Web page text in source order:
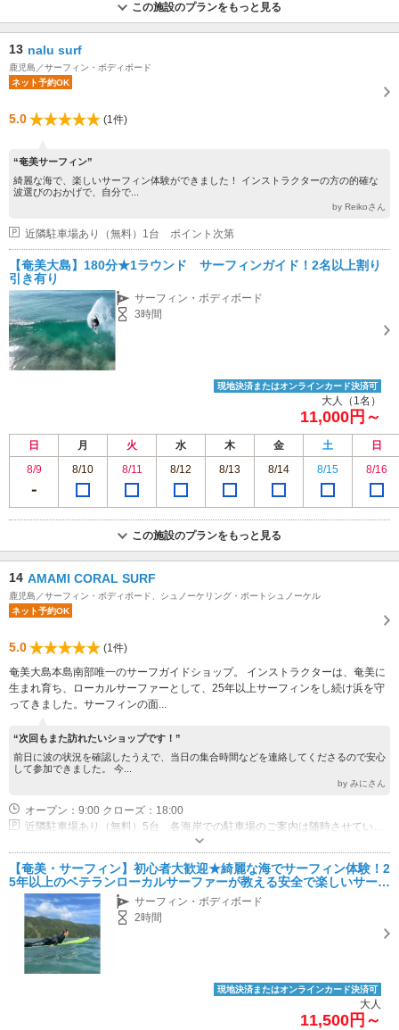
この施設のプランをもっと見る
13 nalu surf
鹿児島／サーフィン・ボディボード
ネット予約OK
5.0 (1件)
“奄美サーフィン”
綺麗な海で、楽しいサーフィン体験ができました！ インストラクターの方の的確な
波選びのおかげで、自分で...
by Reikoさん
近隣駐車場あり（無料）1台 ポイント次第
【奄美大島】180分★1ラウンド サーフィンガイド！2名以上割り
引き有り
サーフィン・ボディボード
3時間
現地決済またはオンラインカード決済可
大人（1名）
11,000円～
日 月 火 水 木 金 土
日
8/9
8/10 8/11 8/12 8/13 8/14 8/15 8/16
この施設のプランをもっと見る
14 AMAMI CORAL SURF
鹿児島／サーフィン・ボディボード、シュノーケリング・ボートシュノーケル
ネット予約OK
5.0
(1件)
奄美大島本島南部唯一のサーフガイドショップ。 インストラクターは、奄美に
生まれ育ち、ローカルサーファーとして、25年以上サーフィンをし続け浜を守
ってきました。サーフィンの面...
“次回もまた訪れたいショップです！”
前日に波の状況を確認したうえで、当日の集合時間などを連絡してくださるので安心
して参加できました。 今...
by みにさん
オープン：9:00 クローズ：18:00
【奄美・サーフィン】初心者大歓迎★綺麗な海でサーフィン体験！2
5年以上のベテランローカルサーファーが教える安全で楽しいサーフ
スクール！
サーフィン・ボディボード
2時間
現地決済またはオンラインカード決済可
大人
11,500円～